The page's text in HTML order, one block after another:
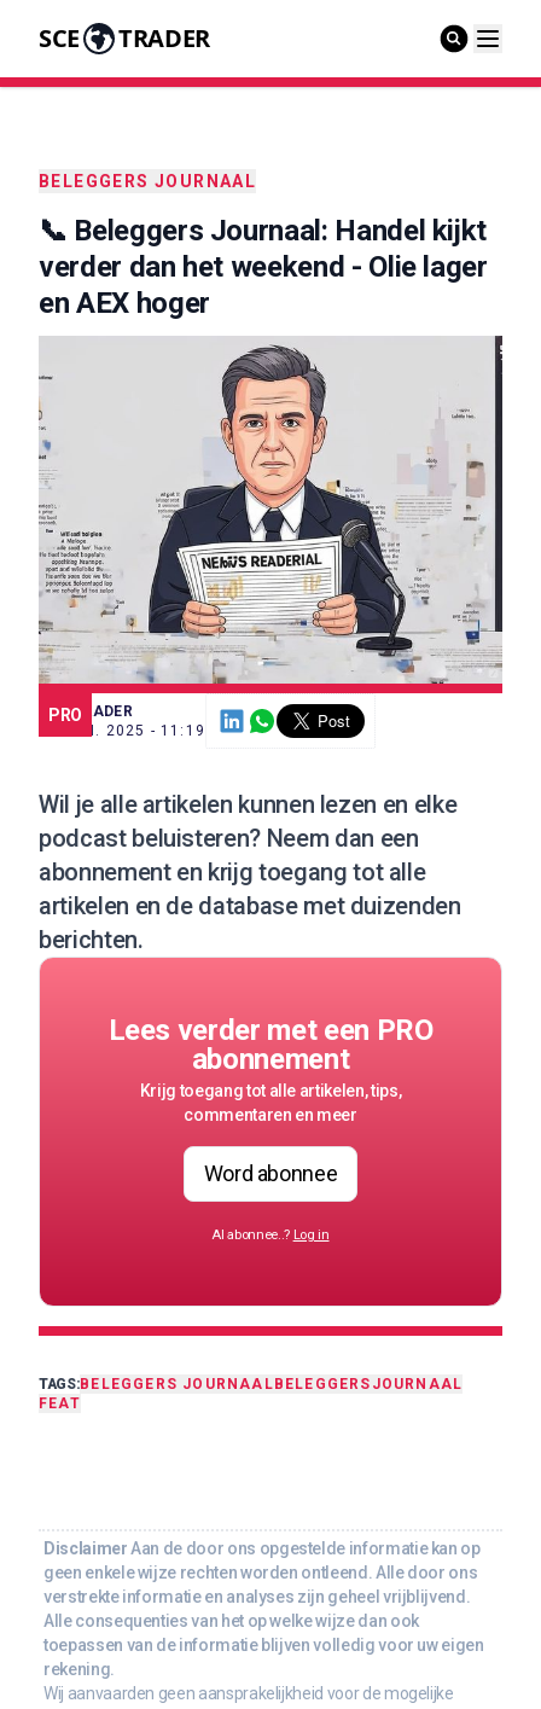
SCE TRADER
BELEGGERS JOURNAAL
📞 Beleggers Journaal: Handel kijkt
verder dan het weekend - Olie lager
en AEX hoger
PRO
SCE TRADER
23 JUN. 2025 - 11:19
Wil je alle artikelen kunnen lezen en elke
podcast beluisteren? Neem dan een
abonnementen krijg toegang tot alle
artikelen en de database met duizenden
berichten.
Lees verder met een PRO
abonnement
Krijg toegang tot alle artikelen, tips,
commentaren en meer
Word abonnee
Al abonnee..? Log in
TAGS:BELEGGERS JOURNAAL BELEGGERSJOURNAAL
FEAT
Disclaimer Aan de door ons opgestelde informatie kan op
geen enkele wijze rechten worden ontleend. Alle door ons
verstrekte informatie en analyses zijn geheel vrijblijvend.
Alle consequenties van het op welke wijze dan ook
toepassen van de informatie blijven volledig voor uw eigen
rekening.
Wij aanvaarden geen aansprakelijkheid voor de mogelijke